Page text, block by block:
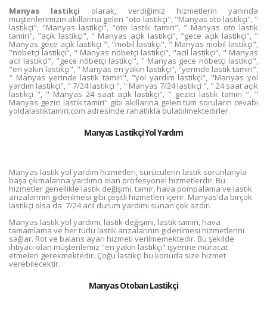
Manyas lastikçi olarak, verdiğimiz hizmetlerin yanında
müşterilerimizin akıllarına gelen "oto lastikçi", "Manyas oto lastikçi", "
lastikçi", "Manyas lastikçi", "oto lastik tamiri", " Manyas oto lastik
tamiri", "açık lastikçi", " Manyas açık lastikçi", "gece açık lastikçi", "
Manyas gece açık lastikçi ", "mobil lastikçi", " Manyas mobil lastikçi",
"nöbetçi lastikçi", " Manyas nöbetçi lastikçi", "acil lastikçi", " Manyas
acil lastikçi", "gece nöbetçi lastikçi", " Manyas gece nöbetçi lastikçi",
"en yakın lastikçi", " Manyas en yakın lastikçi", "yerinde lastik tamiri",
" Manyas yerinde lastik tamiri", "yol yardım lastikçi", "Manyas yol
yardım lastikçi", " 7/24 lastikçi ", " Manyas 7/24 lastikçi ", " 24 saat açık
lastikçi ", " Manyas 24 saat açık lastikçi", " gezici lastik tamiri ", "
Manyas gezici lastik tamiri" gibi akıllarına gelen tüm soruların cevabı
yoldalastiktamiri.com adresinde rahatlıkla bulabilmektedirler.
Manyas Lastikçi Yol Yardım
Manyas lastik yol yardım hizmetleri, sürücülerin lastik sorunlarıyla
başa çıkmalarına yardımcı olan profesyonel hizmetlerdir. Bu
hizmetler genellikle lastik değişimi, tamir, hava pompalama ve lastik
arızalarının giderilmesi gibi çeşitli hizmetleri içerir. Manyas'da birçok
lastikçi olsa da 7/24 acil durum yardımı sunan çok azdır.
Manyas lastik yol yardımı, lastik değişimi, lastik tamiri, hava
tamamlama ve her türlü lastik arızalarının giderilmesi hizmetlerini
sağlar. Rot ve balans ayarı hizmeti verilmemektedir. Bu şekilde
ihtiyacı olan müşterilemiz "en yakın lastikçi" işyerine müracat
etmeleri gerekmektedir. Çoğu lastikçi bu konuda size hizmet
verebilecektir.
Manyas Otoban Lastikçi